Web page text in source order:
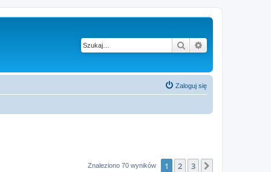
Szukaj
Zaloguj się
Znaleziono 70 wyników 1 2 3